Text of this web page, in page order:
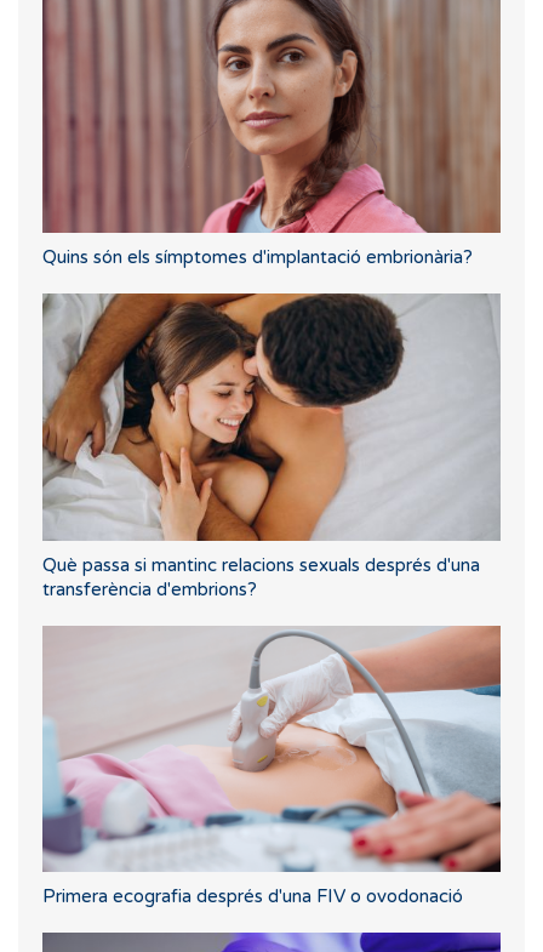
Quins són els símptomes d'implantació embrionària?
Què passa si mantinc relacions sexuals després d'una
transferència d'embrions?
Primera ecografia després d'una FIV o ovodonació